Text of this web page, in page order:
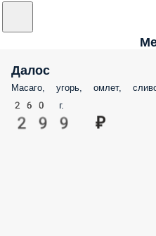
Далос
Масаго, угорь, омлет,
260 г.
299 ₽